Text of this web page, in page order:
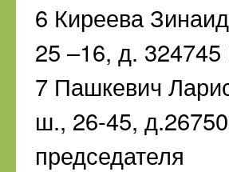
6 Киреева
25 –16, д.
7 Пашкевич
ш., 26-45,
председателя